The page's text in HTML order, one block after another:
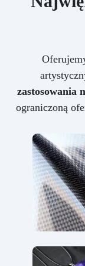
zastosowania
ograniczoną